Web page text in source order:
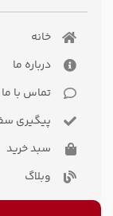
خانه
درباره ما
تماس با ما
پیگیری
سبد خرید
وبلاگ